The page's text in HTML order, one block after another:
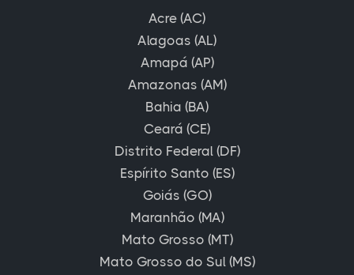
Acre (AC)
Alagoas (AL)
Amapá (AP)
Amazonas (AM)
Bahia (BA)
Ceará (CE)
Distrito Federal (DF)
Espírito Santo (ES)
Goiás (GO)
Maranhão (MA)
Mato Grosso (MT)
Mato Grosso do Sul (MS)